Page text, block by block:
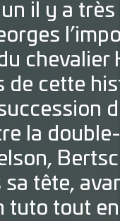
il y a
de cette
la
tête,
tuto tout